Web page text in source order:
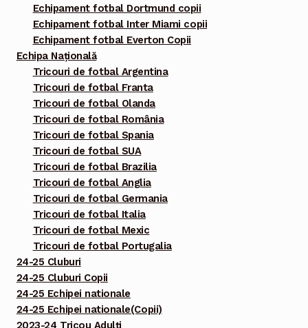
Echipament fotbal Dortmund copii
Echipament fotbal Inter Miami copii
Echipament fotbal Everton Copii
Echipa Națională
Tricouri de fotbal Argentina
Tricouri de fotbal Franta
Tricouri de fotbal Olanda
Tricouri de fotbal România
Tricouri de fotbal Spania
Tricouri de fotbal SUA
Tricouri de fotbal Brazilia
Tricouri de fotbal Anglia
Tricouri de fotbal Germania
Tricouri de fotbal Italia
Tricouri de fotbal Mexic
Tricouri de fotbal Portugalia
24-25 Cluburi
24-25 Cluburi Copii
24-25 Echipei nationale
24-25 Echipei nationale(Copii)